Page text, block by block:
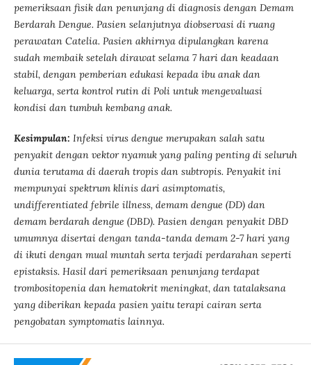
pemeriksaan fisik dan penunjang di diagnosis dengan Demam
Berdarah Dengue. Pasien selanjutnya diobservasi di ruang
perawatan Catelia. Pasien akhirnya dipulangkan karena
sudah membaik setelah dirawat selama 7 hari dan keadaan
stabil, dengan pemberian edukasi kepada ibu anak dan
keluarga, serta kontrol rutin di Poli untuk mengevaluasi
kondisi dan tumbuh kembang anak.
Kesimpulan: Infeksi virus dengue merupakan salah satu
penyakit dengan vektor nyamuk yang paling penting di seluruh
dunia terutama di daerah tropis dan subtropis. Penyakit ini
mempunyai spektrum klinis dari asimptomatis,
undifferentiated febrile illness, demam dengue (DD) dan
demam berdarah dengue (DBD). Pasien dengan penyakit DBD
umumnya disertai dengan tanda-tanda demam 2-7 hari yang
di ikuti dengan mual muntah serta terjadi perdarahan seperti
epistaksis. Hasil dari pemeriksaan penunjang terdapat
trombositopenia dan hematokrit meningkat, dan tatalaksana
yang diberikan kepada pasien yaitu terapi cairan serta
pengobatan symptomatis lainnya.